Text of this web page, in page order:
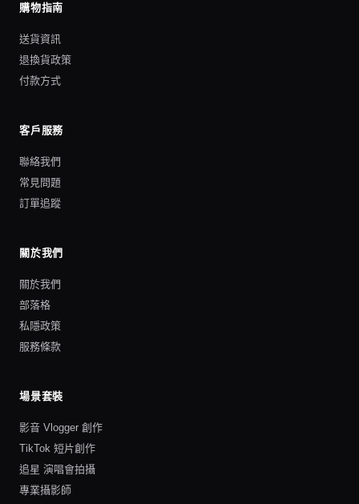
購物指南
送貨資訊
退換貨政策
付款方式
客戶服務
聯絡我們
常見問題
訂單追蹤
關於我們
關於我們
部落格
私隱政策
服務條款
場景套裝
影音 Vlogger 創作
TikTok 短片創作
追星 演唱會拍攝
專業攝影師